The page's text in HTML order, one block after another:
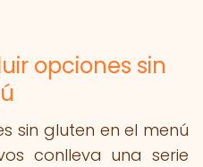
opciones sin
sin gluten en el menú
conlleva una serie